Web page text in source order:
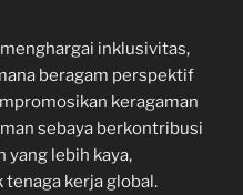
menghargai inklusivitas,
beragam perspektif
keragaman
sebaya berkontribusi
yang lebih kaya,
kerja global.